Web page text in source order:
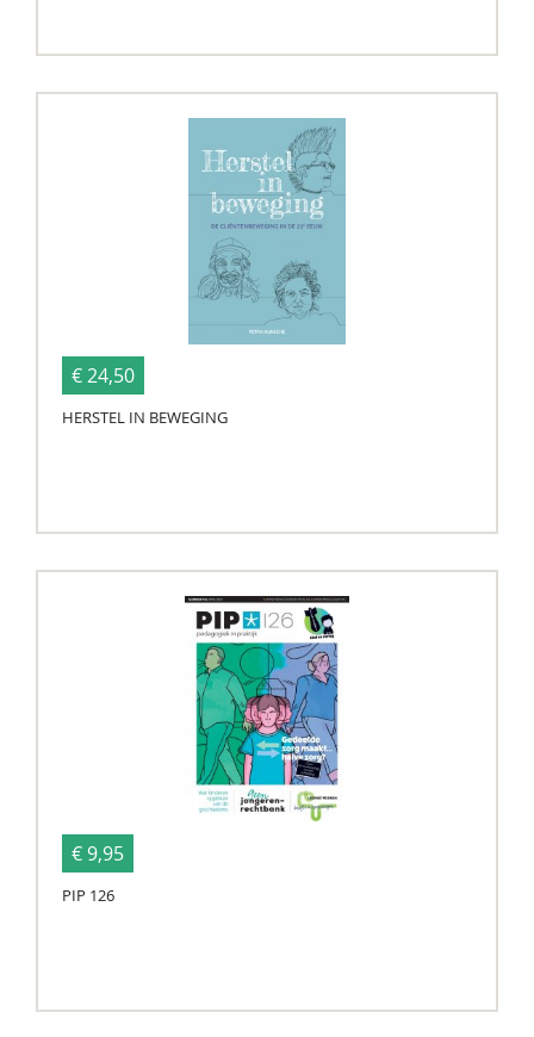
€ 24,50
HERSTEL IN BEWEGING
€ 9,95
PIP 126